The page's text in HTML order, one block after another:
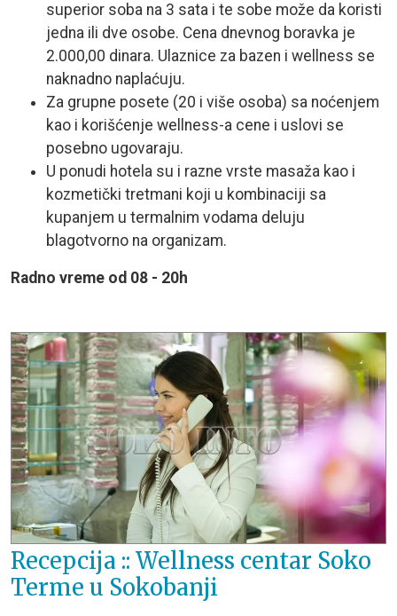
superior soba na 3 sata i te sobe može da koristi
jedna ili dve osobe. Cena dnevnog boravka je
2.000,00 dinara. Ulaznice za bazen i wellness se
naknadno naplaćuju.
Za grupne posete (20 i više osoba) sa noćenjem
kao i korišćenje wellness-a cene i uslovi se
posebno ugovaraju.
U ponudi hotela su i razne vrste masaža kao i
kozmetički tretmani koji u kombinaciji sa
kupanjem u termalnim vodama deluju
blagotvorno na organizam.
Radno vreme od 08 - 20h
Recepcija :: Wellness centar Soko
Terme u Sokobanji